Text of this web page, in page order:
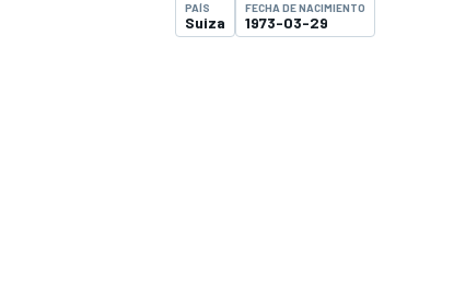
PAÍS
Suiza
FECHA DE NACIMIENTO
1973-03-29